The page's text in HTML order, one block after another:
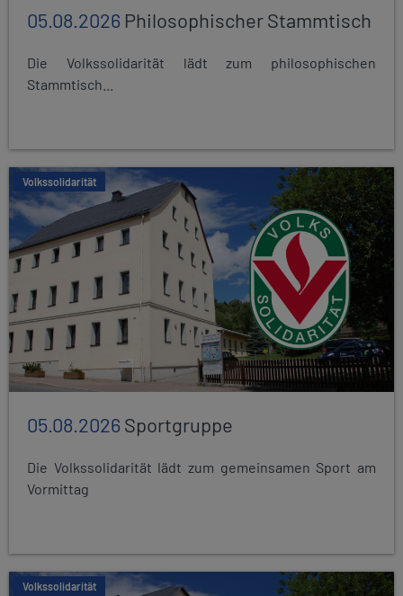
05.08.2026 Philosophischer Stammtisch
Die Volkssolidarität lädt zum philosophischen
Stammtisch...
Volkssolidarität
05.08.2026Sportgruppe
Die Volkssolidarität lädt zum gemeinsamen Sport am
Vormittag
Volkssolidarität